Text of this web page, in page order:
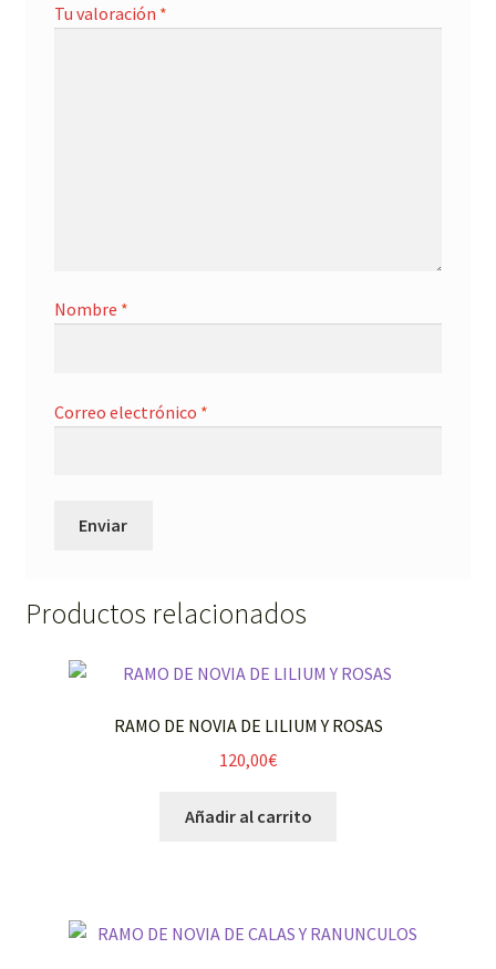
Tu valoración *
Nombre *
Correo electrónico *
Productos relacionados
RAMO DE NOVIA DE LILIUM Y ROSAS
120,00€
Añadir al carrito